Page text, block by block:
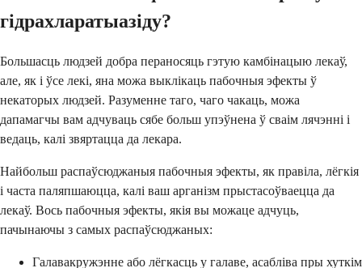
гідрахларатыазіду?
Большасць людзей добра пераносяць гэтую камбінацыю лекаў,
але, як і ўсе лекі, яна можа выклікаць пабочныя эфекты ў
некаторых людзей. Разуменне таго, чаго чакаць, можа
дапамагчы вам адчуваць сябе больш упэўнена ў сваім лячэнні і
ведаць, калі звяртацца да лекара.
Найбольш распаўсюджаныя пабочныя эфекты, як правіла, лёгкія
і часта паляпшаюцца, калі ваш арганізм прыстасоўваецца да
лекаў. Вось пабочныя эфекты, якія вы можаце адчуць,
пачынаючы з самых распаўсюджаных:
Галавакружэнне або лёгкасць у галаве, асабліва пры хуткім